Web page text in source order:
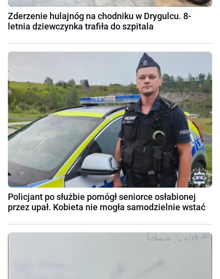
Zderzenie hulajnóg na chodniku w Drygulcu. 8-
letnia dziewczynka trafiła do szpitala
Policjant po służbie pomógł seniorce osłabionej
przez upał. Kobieta nie mogła samodzielnie wstać